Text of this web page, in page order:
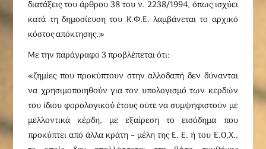
διατάξεις του άρθρου 38 του ν. 2238/1994, όπως ισχύει
κατά τη δημοσίευση του Κ.Φ.Ε. λαμβάνεται το αρχικό
κόστος απόκτησης.»
Με την παράγραφο 3 προβλέπεται ότι:
«ζημίες που προκύπτουν στην αλλοδαπή δεν δύνανται
να χρησιμοποιηθούν για τον υπολογισμό των κερδών
του ίδιου φορολογικού έτους ούτε να συμψηφιστούν με
μελλοντικά κέρδη, με εξαίρεση το εισόδημα που
προκύπτει από άλλα κράτη – μέλη της Ε. Ε. ή του Ε.Ο.Χ.,